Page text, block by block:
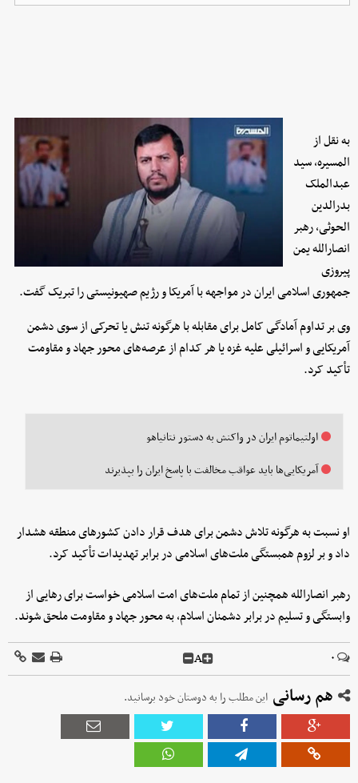
به نقل از
المسیره، سید
عبدالملک
بدرالدین
الحوثی، رهبر
انصارالله یمن
پیروزی
جمهوری اسلامی ایران در مواجهه با آمریکا و رژیم صهیونیستی را تبریک گفت.
وی بر تداوم آمادگی کامل برای مقابله با هرگونه تنش یا تحرکی از سوی دشمن
آمریکایی و اسرائیلی علیه غزه یا هر کدام از عرصه‌های محور جهاد و مقاومت
تأکید کرد.
اولتیماتوم ایران در واکنش به دستور نتانیاهو
آمریکایی‌ها باید عواقب مخالفت با پاسخ ایران را بپذیرند
او نسبت به هرگونه تلاش دشمن برای هدف قرار دادن کشورهای منطقه هشدار
داد و بر لزوم همبستگی ملت‌های اسلامی در برابر تهدیدات تأکید کرد.
رهبر انصارالله همچنین از تمام ملت‌های امت اسلامی خواست برای رهایی از
وابستگی و تسلیم در برابر دشمنان اسلام، به محور جهاد و مقاومت ملحق شوند.
۰ A
هم رسانی این مطلب را به دوستان خود برسانید.